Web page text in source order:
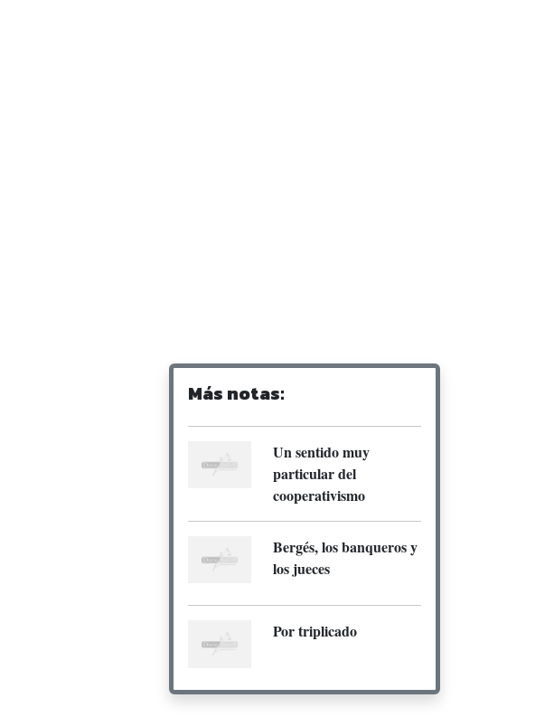
Más notas:
Un sentido muy
particular del
cooperativismo
Bergés, los banqueros y
los jueces
Por triplicado